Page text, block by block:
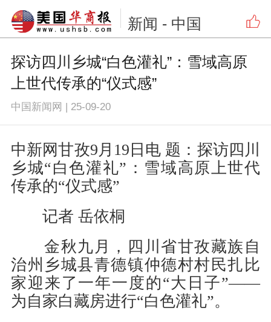
新闻 - 中国
探访四川乡城“白色灌礼”：雪域高原
上世代传承的“仪式感”
中国新闻网 | 25-09-20
中新网甘孜9月19日电 题：探访四川
乡城“白色灌礼”：雪域高原上世代
传承的“仪式感”
记者 岳依桐
金秋九月，四川省甘孜藏族自
治州乡城县青德镇仲德村村民扎比
家迎来了一年一度的“大日子”——
为自家白藏房进行“白色灌礼”。